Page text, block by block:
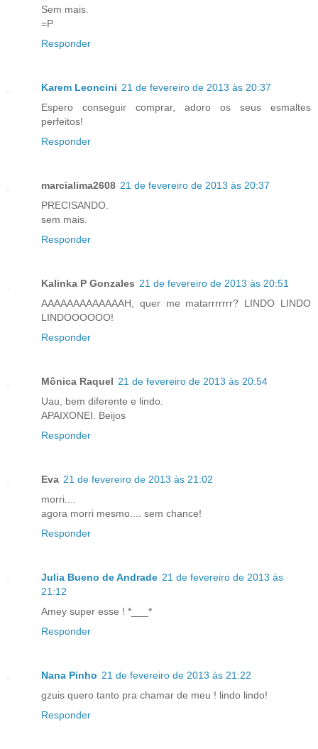
Sem mais.
=P
Responder
Karem Leoncini 21 de fevereiro de 2013 às 20:37
Espero conseguir comprar, adoro os seus esmaltes
perfeitos!
Responder
marcialima2608 21 de fevereiro de 2013 às 20:37
PRECISANDO.
sem mais.
Responder
Kalinka P Gonzales 21 de fevereiro de 2013 às 20:51
AAAAAAAAAAAAAH, quer me matarrrrrrr? LINDO LINDO
LINDOOOOOO!
Responder
Mônica Raquel 21 de fevereiro de 2013 às 20:54
Uau, bem diferente e lindo.
APAIXONEI. Beijos
Responder
Eva 21 de fevereiro de 2013 às 21:02
morri....
agora morri mesmo.... sem chance!
Responder
Julia Bueno de Andrade 21 de fevereiro de 2013 às
21:12
Amey super esse ! *___*
Responder
Nana Pinho 21 de fevereiro de 2013 às 21:22
gzuis quero tanto pra chamar de meu ! lindo lindo!
Responder